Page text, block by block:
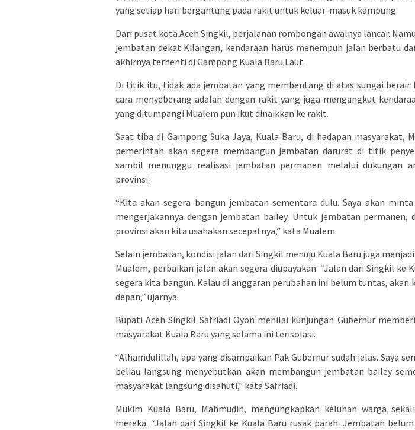
yang setiap hari bergantung pada rakit untuk keluar-masuk kampung.
Dari pusat kota Aceh Singkil, perjalanan rombongan awalnya lancar.
jembatan dekat Kilangan, kendaraan harus menempuh jalan berbatu
akhirnya terhenti di Gampong Kuala Baru Laut.
Di titik itu, tidak ada jembatan yang membentang di atas sungai berair
cara menyeberang adalah dengan rakit yang juga mengangkut
yang ditumpangi Mualem pun ikut dinaikkan ke rakit.
Saat tiba di Gampong Suka Jaya, Kuala Baru, di hadapan masyarakat,
pemerintah akan segera membangun jembatan darurat di titik
sambil menunggu realisasi jembatan permanen melalui dukungan
provinsi.
“Kita akan segera bangun jembatan sementara dulu. Saya akan minta
mengerjakannya dengan jembatan bailey. Untuk jembatan permanen,
provinsi akan kita usahakan secepatnya,” kata Mualem.
Selain jembatan, kondisi jalan dari Singkil menuju Kuala Baru juga
Mualem, perbaikan jalan akan segera diupayakan. “Jalan dari Singkil ke
segera kita bangun. Kalau di anggaran perubahan ini belum tuntas,
depan,” ujarnya.
Bupati Aceh Singkil Safriadi Oyon menilai kunjungan Gubernur
masyarakat Kuala Baru yang selama ini terisolasi.
“Alhamdulillah, apa yang disampaikan Pak Gubernur sudah jelas. Saya
beliau langsung menyebutkan akan membangun jembatan bailey
masyarakat langsung disahuti,” kata Safriadi.
Mukim Kuala Baru, Mahmudin, mengungkapkan keluhan warga
mereka. “Jalan dari Singkil ke Kuala Baru rusak parah. Jembatan